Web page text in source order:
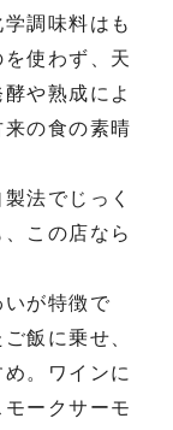
調味料はも
使わず、天
や熟成によ
の食の素晴
法でじっく
この店なら
が特徴で
飯に乗せ、
。ワインに
ークサーモ